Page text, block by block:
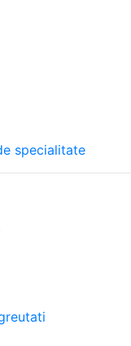
specialitate